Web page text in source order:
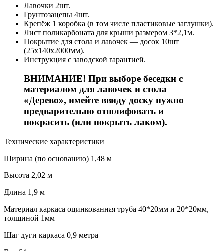
Лавочки 2шт.
Грунтозацепы 4шт.
Крепёж 1 коробка (в том числе пластиковые заглушки).
Лист поликарбоната для крыши размером 3*2,1м.
Покрытие для стола и лавочек — досок 10шт
(25х140х2000мм).
Инструкция с заводской гарантией.
ВНИМАНИЕ! При выборе беседки с
материалом для лавочек и стола
«Дерево», имейте ввиду доску нужно
предварительно отшлифовать и
покрасить (или покрыть лаком).
Технические характеристики
Ширина (по основанию) 1,48 м
Высота 2,02 м
Длина 1,9 м
Материал каркаса оцинкованная труба 40*20мм и 20*20мм,
толщиной 1мм
Шаг дуги каркаса 0,9 метра